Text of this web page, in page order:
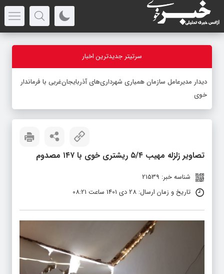
سرتیتر جدیدترین اخبار
-
شناسه خبر: 21539
تاریخ و زمان ارسال: 28 دی 1401 ساعت 08:21